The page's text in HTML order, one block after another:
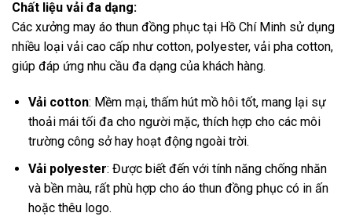
Chất liệu vải đa dạng:
Các xưởng may áo thun đồng phục tại Hồ Chí Minh sử dụng
nhiều loại vải cao cấp như cotton, polyester, vải pha cotton,
giúp đáp ứng nhu cầu đa dạng của khách hàng.
Vải cotton: Mềm mại, thấm hút mồ hôi tốt, mang lại sự
thoải mái tối đa cho người mặc, thích hợp cho các môi
trường công sở hay hoạt động ngoài trời.
Vải polyester: Được biết đến với tính năng chống nhăn
và bền màu, rất phù hợp cho áo thun đồng phục có in ấn
hoặc thêu logo.